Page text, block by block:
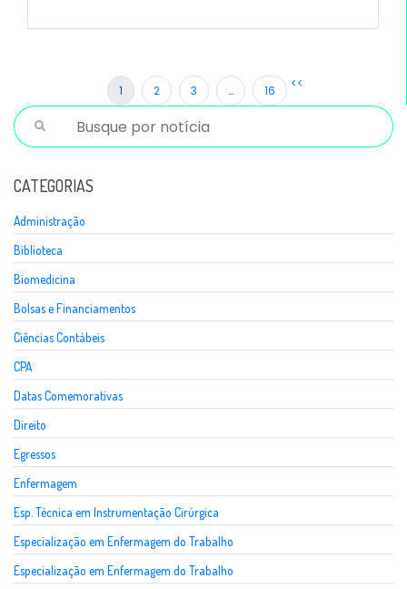
1 2 3 … 16 <<
CATEGORIAS
Administração
Biblioteca
Biomedicina
Bolsas e Financiamentos
Ciências Contábeis
CPA
Datas Comemorativas
Direito
Egressos
Enfermagem
Esp. Técnica em Instrumentação Cirúrgica
Especialização em Enfermagem do Trabalho
Especialização em Enfermagem do Trabalho